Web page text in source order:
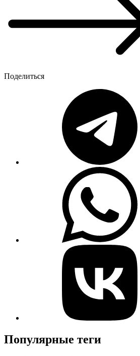
Поделиться
Популярные теги